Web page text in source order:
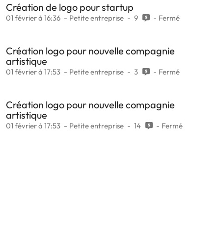
Création de logo pour startup
01 février à 16:36 Petite entreprise 9 Fermé
Création logo pour nouvelle compagnie
artistique
01 février à 17:53 Petite entreprise 3 Fermé
Création logo pour nouvelle compagnie
artistique
01 février à 17:53 Petite entreprise 14 Fermé